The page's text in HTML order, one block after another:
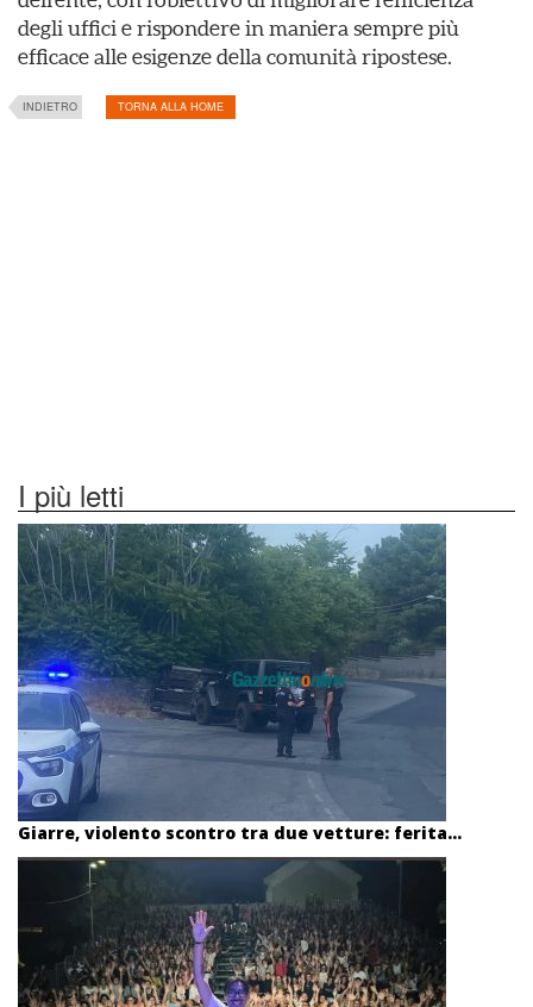
degli uffici e rispondere in maniera sempre più
efficace alle esigenze della comunità ripostese.
INDIETRO TORNA ALLA HOME
I più letti
Giarre, violento scontro tra due vetture: ferita...